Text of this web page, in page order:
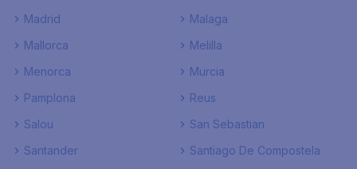
Madrid
Malaga
Mallorca
Melilla
Menorca
Murcia
Pamplona
Reus
Salou
San Sebastian
Santander
Santiago De Compostela